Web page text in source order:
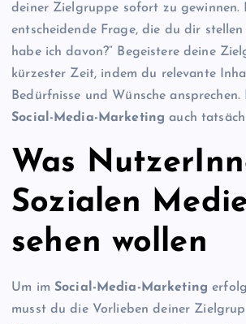
deiner Zielgruppe sofort zu gewinnen.
entscheidende Frage, die du dir stellen
habe ich davon?“ Begeistere deine
kürzester Zeit, indem du relevante
Bedürfnisse und Wünsche
Social-Media-Marketing auch
Was
Sozialen
sehen wollen
Um im Social-Media-Marketing
musst du die Vorlieben deiner